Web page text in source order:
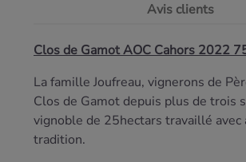
Avis clients
Clos de Gamot AOC Cahors 2022
La famille Joufreau, vignerons de
Clos de Gamot depuis plus de trois
vignoble de 25hectars travaillé avec
tradition.